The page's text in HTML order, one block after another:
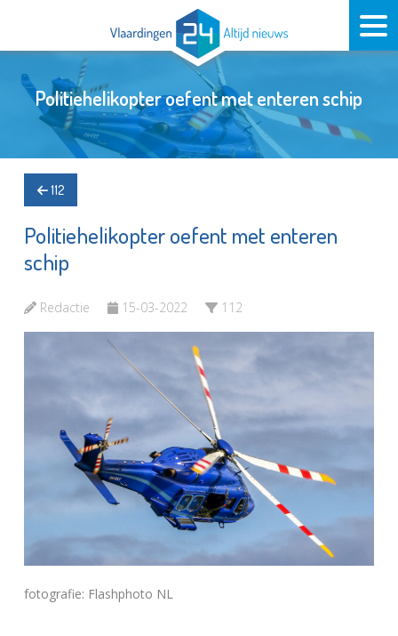
Politiehelikopter oefent met enteren schip
112
Politiehelikopter oefent met enteren
schip
Redactie 15-03-2022 112
fotografie: Flashphoto NL